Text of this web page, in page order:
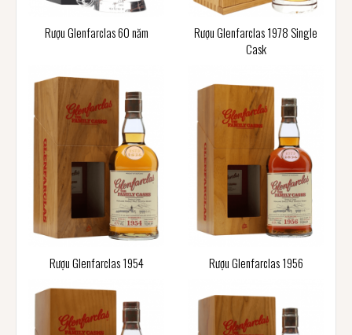
Rượu Glenfarclas 60 năm
Rượu Glenfarclas 1978 Single
Cask
Rượu Glenfarclas 1954 Rượu Glenfarclas 1956